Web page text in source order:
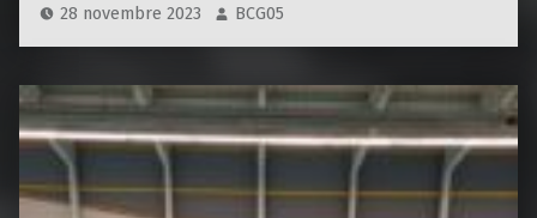
28 novembre 2023 BCG05